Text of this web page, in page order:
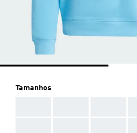
Tamanhos